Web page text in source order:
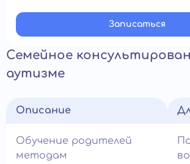
Записатьcя
Семейное
аутизме
Описание
Обучение родителей
методам